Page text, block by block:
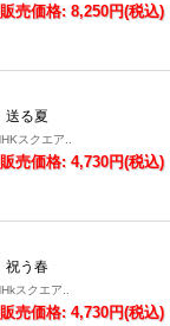
販売価格: 8,250円(税込)
る夏
スクエア..
販売価格: 4,730円(税込)
祝う春
スクエア..
販売価格: 4,730円(税込)